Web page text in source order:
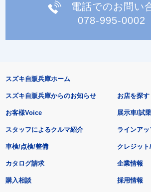
電話でのお問い
078-995-0002
スズキ自販兵庫ホーム
スズキ自販兵庫からのお知らせ
お客様Voice
スタッフによるクルマ紹介
お店を探す
展示車/試
ラインアッ
車検/点検/整備 クレジッ
カタログ請求
購入相談
企業情報
採用情報